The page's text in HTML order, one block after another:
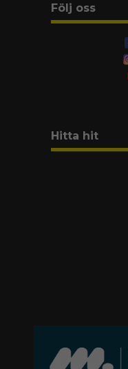
Följ oss
Hitta hit